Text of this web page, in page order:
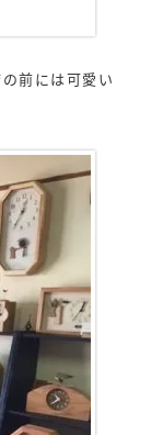
前には可愛い